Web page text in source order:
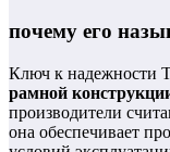
почему его
Ключ к надежности
рамной
производители
она обеспечивает